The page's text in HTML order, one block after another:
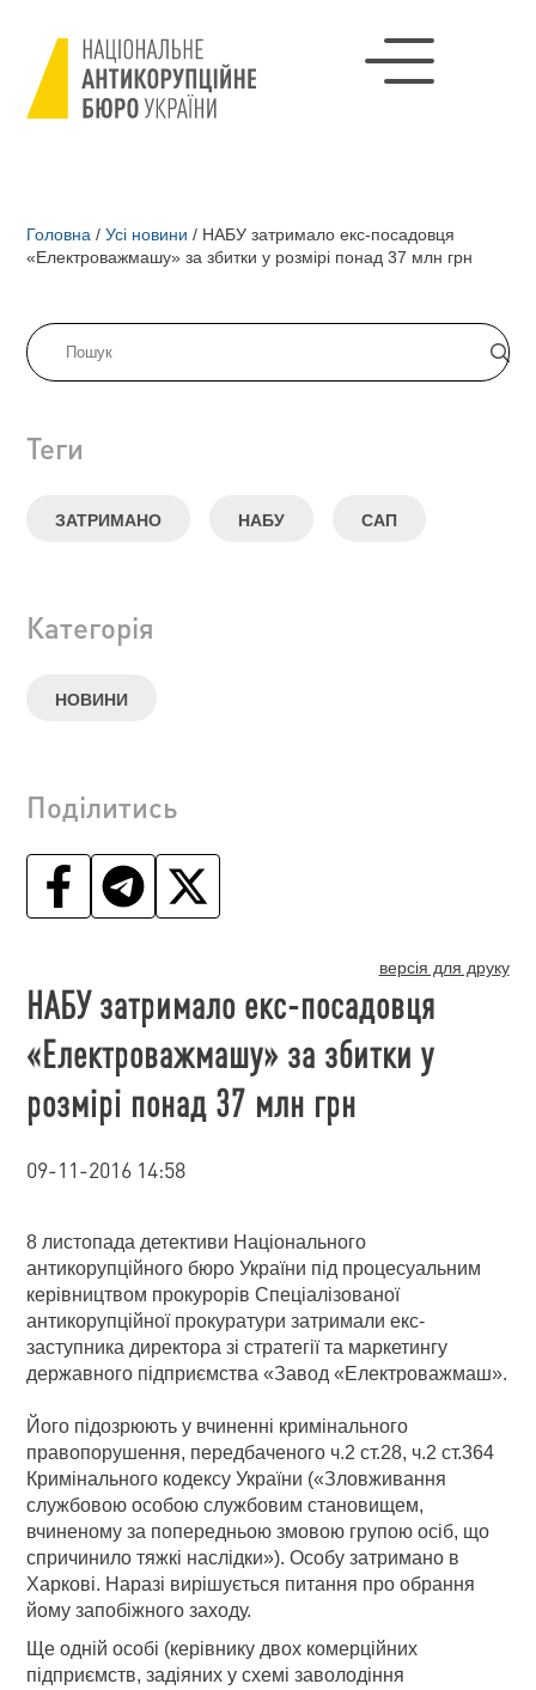
Головна / Усі новини / НАБУ затримало екс-посадовця
«Електроважмашу» за збитки у розмірі понад 37 млн грн
Теги
ЗАТРИМАНО НАБУ САП
Категорія
НОВИНИ
Поділитись
версія для друку
НАБУ затримало екс-посадовця
«Електроважмашу» за збитки у
розмірі понад 37 млн грн
09-11-2016 14:58
8 листопада детективи Національного
антикорупційного бюро України під процесуальним
керівництвом прокурорів Спеціалізованої
антикорупційної прокуратури затримали екс-
заступника директора зі стратегії та маркетингу
державного підприємства «Завод «Електроважмаш».
Його підозрюють у вчиненні кримінального
правопорушення, передбаченого ч.2 ст.28, ч.2 ст.364
Кримінального кодексу України («Зловживання
службовою особою службовим становищем,
вчиненому за попередньою змовою групою осіб, що
спричинило тяжкі наслідки»). Особу затримано в
Харкові. Наразі вирішується питання про обрання
йому запобіжного заходу.
Ще одній особі (керівнику двох комерційних
підприємств, задіяних у схемі заволодіння